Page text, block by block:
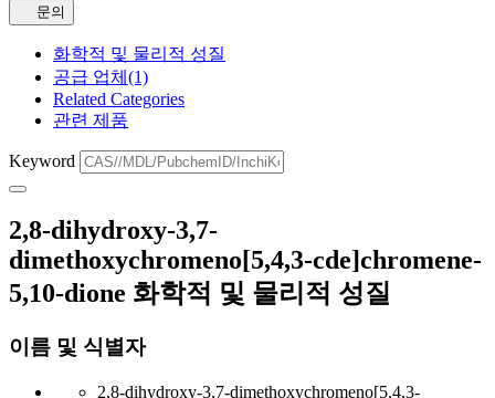
문의
화학적 및 물리적 성질
공급 업체(1)
Related Categories
관련 제품
Keyword
2,8-dihydroxy-3,7-
dimethoxychromeno[5,4,3-cde]chromene-
5,10-dione 화학적 및 물리적 성질
이름 및 식별자
2,8-dihydroxy-3,7-dimethoxychromeno[5,4,3-